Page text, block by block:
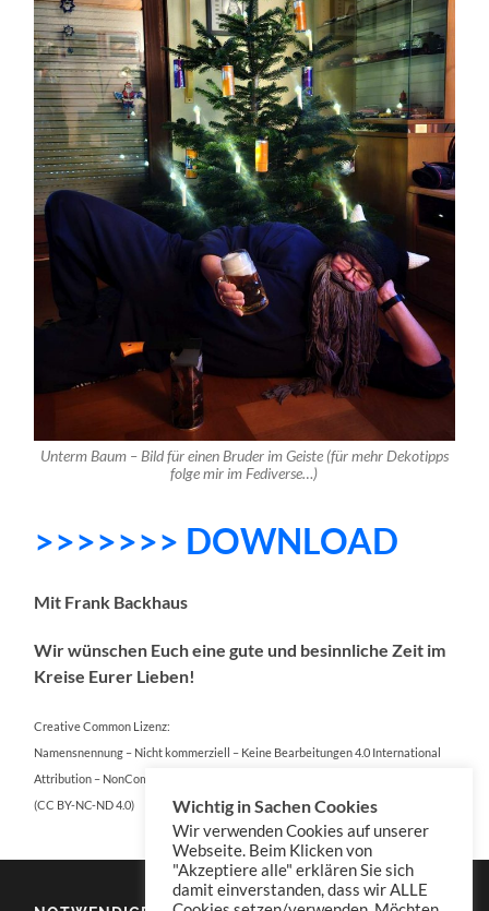
Unterm Baum – Bild für einen Bruder im Geiste (für mehr Dekotipps
folge mir im Fediverse…)
>>>>>>> DOWNLOAD
Mit Frank Backhaus
Wir wünschen Euch eine gute und besinnliche Zeit im
Kreise Eurer Lieben!
Creative Common Lizenz:
Namensnennung – Nicht kommerziell – Keine Bearbeitungen 4.0 International
Attribution – NonCommercial – NoDerivatives 4.0 International
(CC BY-NC-ND 4.0)
Wichtig in Sachen Cookies
Wir verwenden Cookies auf unserer
Webseite. Beim Klicken von
"Akzeptiere alle" erklären Sie sich
damit einverstanden, dass wir ALLE